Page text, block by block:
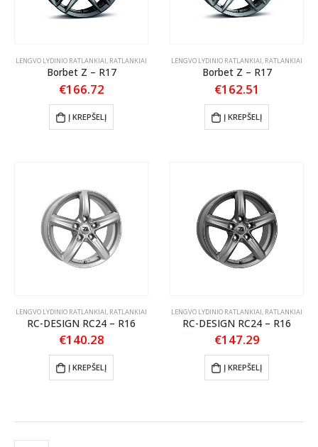
LENGVO LYDINIO RATLANKIAI, RATLANKIAI
Borbet Z – R17
€166.72
Į KREPŠELĮ
LENGVO LYDINIO RATLANKIAI, RATLANKIAI
Borbet Z – R17
€162.51
Į KREPŠELĮ
LENGVO LYDINIO RATLANKIAI, RATLANKIAI
RC-DESIGN RC24 – R16
€140.28
Į KREPŠELĮ
LENGVO LYDINIO RATLANKIAI, RATLANKIAI
RC-DESIGN RC24 – R16
€147.29
Į KREPŠELĮ